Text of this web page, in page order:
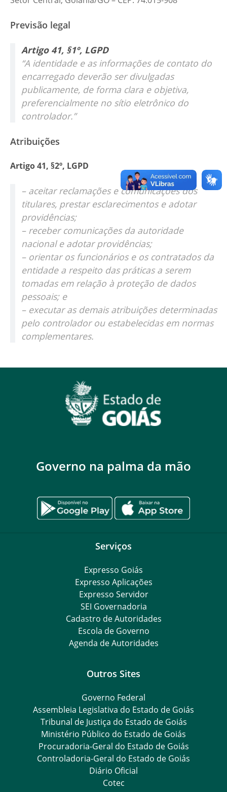
Previsão legal
Artigo 41, §1º, LGPD
“A identidade e as informações de contato do
encarregado deverão ser divulgadas
publicamente, de forma clara e objetiva,
preferencialmente no sítio eletrônico do
controlador.”
Atribuições
Artigo 41, §2º, LGPD
– aceitar reclamações e comunicações dos
titulares, prestar esclarecimentos e adotar
providências;
– receber comunicações da autoridade
nacional e adotar providências;
– orientar os funcionários e os contratados da
entidade a respeito das práticas a serem
tomadas em relação à proteção de dados
pessoais; e
– executar as demais atribuições determinadas
pelo controlador ou estabelecidas em normas
complementares.
Governo na palma da mão
Serviços
Expresso Goiás
Expresso Aplicações
Expresso Servidor
SEI Governadoria
Cadastro de Autoridades
Escola de Governo
Agenda de Autoridades
Outros Sites
Governo Federal
Assembleia Legislativa do Estado de Goiás
Tribunal de Justiça do Estado de Goiás
Ministério Público do Estado de Goiás
Procuradoria-Geral do Estado de Goiás
Controladoria-Geral do Estado de Goiás
Diário Oficial
Cotec